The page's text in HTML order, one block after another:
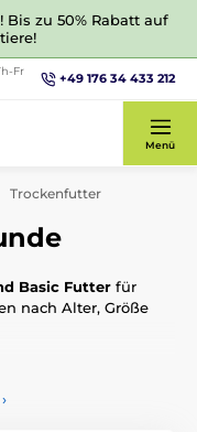
zu 50% Rabatt auf
Fr
+49 176 34 433 212
Menü
Trockenfutter
Basic Futter für
nach Alter, Größe
›